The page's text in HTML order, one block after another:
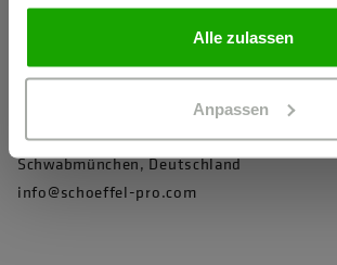
gesammelt haben.
Alle zulassen
Anpassen
Schöffel PRO GmbH, Albert-Einstein-
Schwabmünchen, Deutschland
info@schoeffel-pro.com